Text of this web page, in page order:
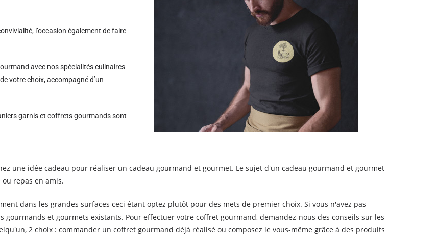
l’occasion également de faire
avec nos spécialités culinaires
votre choix, accompagné d’un
garnis et coffrets gourmands sont
une idée cadeau pour réaliser un cadeau gourmand et gourmet. Le sujet d'un cadeau gourmand et gourmet
repas en amis.
dans les grandes surfaces ceci étant optez plutôt pour des mets de premier choix. Si vous n'avez pas
gourmands et gourmets existants. Pour effectuer votre coffret gourmand, demandez-nous des conseils sur les
2 choix : commander un coffret gourmand déjà réalisé ou composez le vous-même grâce à des produits